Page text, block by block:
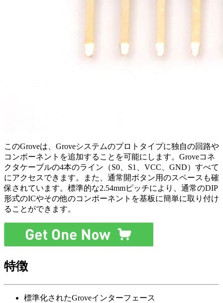
このGroveは、Groveシステムのプロトタイプに独自の回路や
コンポーネントを追加することを可能にします。Groveコネ
クタケーブルの4本のライン（S0、S1、VCC、GND）すべて
にアクセスできます。また、通常開ボタン用のスペースも確
保されています。標準的な2.54mmピッチにより、通常のDIP
形式のICやその他のコンポーネントを基板に簡単に取り付け
ることができます。
特徴
標準化されたGroveインターフェース